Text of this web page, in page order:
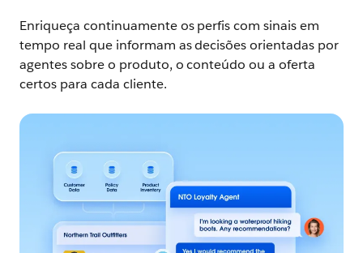
Enriqueça continuamente os perfis com sinais em
tempo real que informam as decisões orientadas por
agentes sobre o produto, o conteúdo ou a oferta
certos para cada cliente.